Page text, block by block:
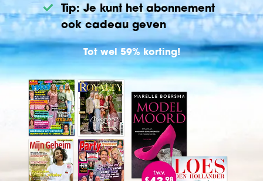
Tip: Je kunt het abonnement
ook cadeau geven
Tot wel 59% korting!